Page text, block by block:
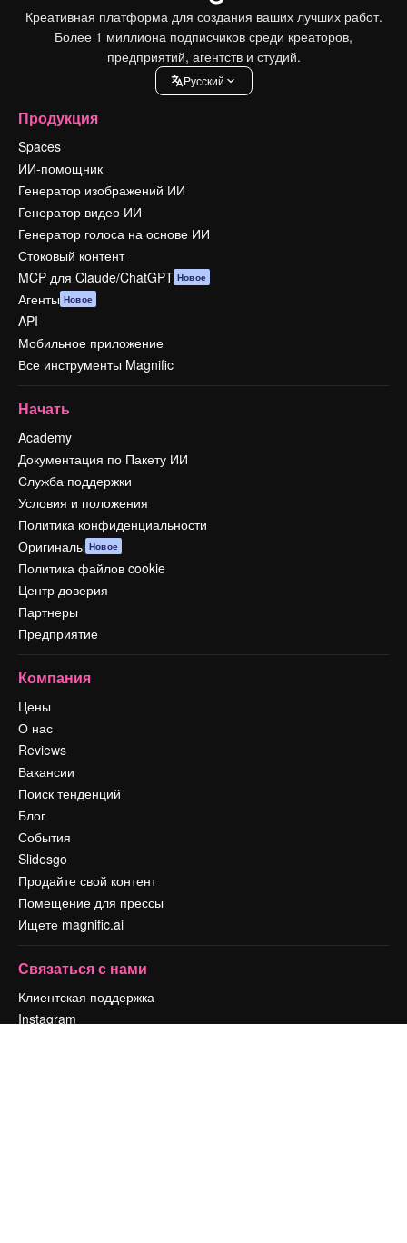
Креативная платформа для создания ваших лучших работ.
Более 1 миллиона подписчиков среди креаторов,
предприятий, агентств и студий.
Pусский
Продукция
Spaces
ИИ-помощник
Генератор изображений ИИ
Генератор видео ИИ
Генератор голоса на основе ИИ
Стоковый контент
MCP для Claude/ChatGPT Новое
Агенты Новое
API
Мобильное приложение
Все инструменты Magnific
Начать
Academy
Документация по Пакету ИИ
Служба поддержки
Условия и положения
Политика конфиденциальности
Оригиналы Новое
Политика файлов cookie
Центр доверия
Партнеры
Предприятие
Компания
Цены
О нас
Reviews
Вакансии
Поиск тенденций
Блог
События
Slidesgo
Продайте свой контент
Помещение для прессы
Ищете magnific.ai
Связаться с нами
Клиентская поддержка
Instagram